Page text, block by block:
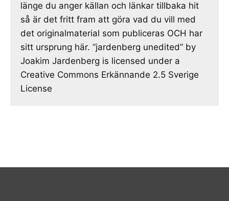
länge du anger källan och länkar tillbaka hit
så är det fritt fram att göra vad du vill med
det originalmaterial som publiceras OCH har
sitt ursprung här. ”jardenberg unedited” by
Joakim Jardenberg is licensed under a
Creative Commons Erkännande 2.5 Sverige
License